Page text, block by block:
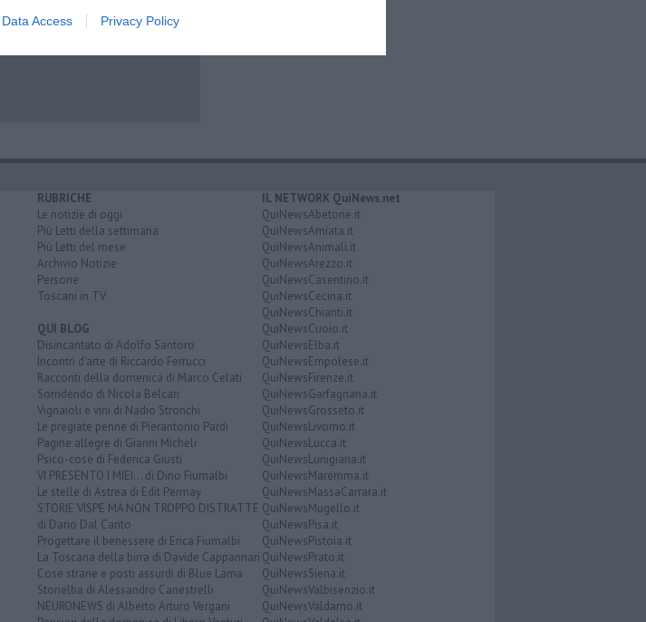
Data Access Privacy Policy
RUBRICHE
Le notizie di oggi
Più Letti della settimana
Più Letti del mese
Archivio Notizie
Persone
Toscani in TV
QUI BLOG
Disincantato di Adolfo Santoro
Incontri d'arte di Riccardo Ferrucci
Racconti della domenica di Marco Celati
Sorridendo di Nicola Belcari
Vignaioli e vini di Nadio Stronchi
Le pregiate penne di Pierantonio Pardi
Pagine allegre di Gianni Micheli
Psico-cose di Federica Giusti
VI PRESENTO I MIEI... di Dino Fiumalbi
Le stelle di Astrea di Edit Permay
STORIE VISPE MA NON TROPPO DISTRATTE
di Dario Dal Canto
Progettare il benessere di Erica Fiumalbi
La Toscana della birra di Davide Cappannari
Cose strane e posti assurdi di Blue Lama
Storielba di Alessandro Canestrelli
NEURONEWS di Alberto Arturo Vergani
IL NETWORK QuiNews.net
QuiNewsAbetone.it
QuiNewsAmiata.it
QuiNewsAnimali.it
QuiNewsArezzo.it
QuiNewsCasentino.it
QuiNewsCecina.it
QuiNewsChianti.it
QuiNewsCuoio.it
QuiNewsElba.it
QuiNewsEmpolese.it
QuiNewsFirenze.it
QuiNewsGarfagnana.it
QuiNewsGrosseto.it
QuiNewsLivorno.it
QuiNewsLucca.it
QuiNewsLunigiana.it
QuiNewsMaremma.it
QuiNewsMassaCarrara.it
QuiNewsMugello.it
QuiNewsPisa.it
QuiNewsPistoia.it
QuiNewsPrato.it
QuiNewsSiena.it
QuiNewsValbisenzio.it
QuiNewsValdarno.it